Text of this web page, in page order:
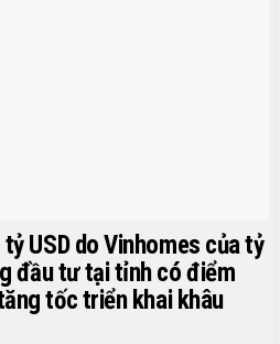
USD do Vinhomes của tỷ
đầu tư tại tỉnh có điểm
tốc triển khai khâu